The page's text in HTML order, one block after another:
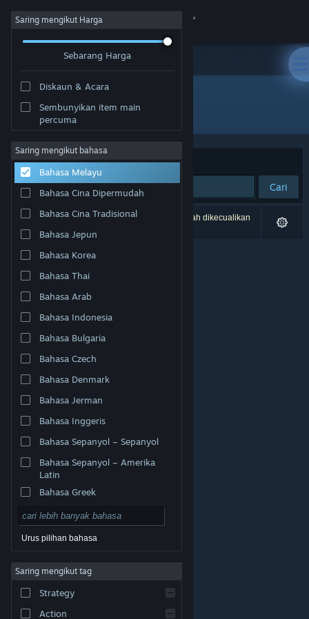
Sign in
Tentang
Sokongan
Ubah bahasa
Dapatkan Steam Mobile App
Lihat laman web desktop
© Valve Corporation. Hak cipta terpelihara. Semua
tanda dagangan ialah hak milik pemilik masing-masing
Perundangan|Accessibility
Steam| Bayaran balik
Saring mengikut Harga
Sebarang Harga
Diskaun & Acara
Sembunyikan item main
percuma
Saring mengikut bahasa
Bahasa Melayu
Bahasa Cina Dipermudah
Bahasa Cina Tradisional
Bahasa Jepun
Bahasa Korea
Bahasa Thai
Bahasa Arab
Bahasa Indonesia
Bahasa Bulgaria
Bahasa Czech
Bahasa Denmark
Bahasa Jerman
Bahasa Inggeris
Bahasa Sepanyol – Sepanyol
Bahasa Sepanyol – Amerika
Latin
Bahasa Greek
Urus pilihan bahasa
Saring mengikut tag
Strategy
Action
Pembangun: Jason Bond
Susun mengikut Perkaitan
Cari
0 hasil sepadan dengan carian anda. 1 tajuk telah dikecualikan
berdasarkan pilihan anda.